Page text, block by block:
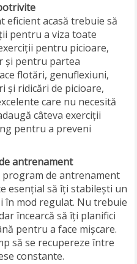
eficient acasă trebuie să
pentru a viza toate
pentru picioare,
și pentru partea
flotări, genuflexiuni,
și ridicări de picioare,
care nu necesită
câteva exerciții
pentru a preveni
antrenament
de antrenament
esențial să îți stabilești un
în mod regulat. Nu trebuie
încearcă să îți planifici
pentru a face mișcare.
să se recupereze între
constante.